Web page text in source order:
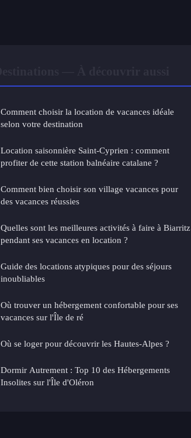
Comment choisir la location de vacances idéale
selon votre destination
Location saisonnière Saint-Cyprien : comment
profiter de cette station balnéaire catalane ?
Comment bien choisir son village vacances pour
des vacances réussies
Quelles sont les meilleures activités à faire à Biarritz
pendant ses vacances en location ?
Guide des locations atypiques pour des séjours
inoubliables
Où trouver un hébergement confortable pour ses
vacances sur l'Île de ré
Où se loger pour découvrir les Hautes-Alpes ?
Dormir Autrement : Top 10 des Hébergements
Insolites sur l'Île d'Oléron